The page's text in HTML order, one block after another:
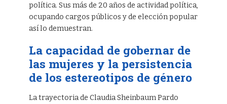
política. Sus más de 20 años de actividad política,
ocupando cargos públicos y de elección popular
así lo demuestran.
La capacidad de gobernar de
las mujeres y la persistencia
de los estereotipos de género
La trayectoria de Claudia Sheinbaum Pardo